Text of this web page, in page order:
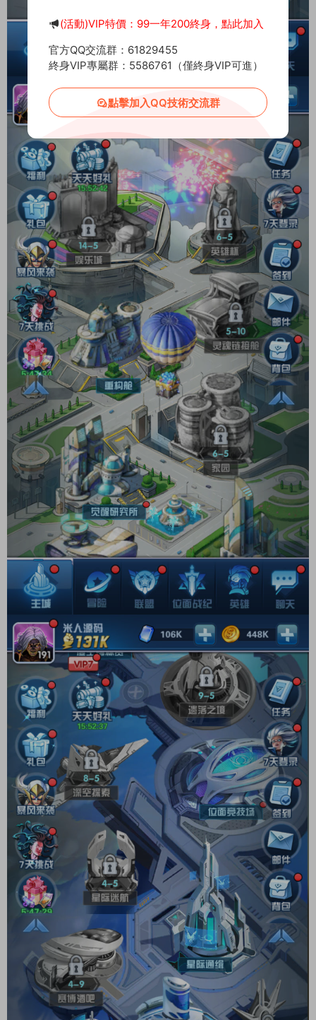
(活動)VIP特價：99一年200終身，點此加入
官方QQ交流群：61829455
終身VIP專屬群：5586761（僅終身VIP可進）
點擊加入QQ技術交流群